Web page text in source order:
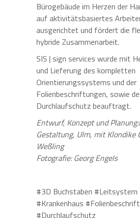
Bürogebäude im Herzen der
auf aktivitätsbasiertes
ausgerichtet und fördert die
hybride Zusammenarbeit.
SIS | sign services wurde mit
und Lieferung des kompletten
Orientierungssystems und der
Folienbeschriftungen, sowie
Durchlaufschutz beauftragt.
Entwurf, Konzept und
Gestaltung, Ulm, mit Klondike
Weßling
Fotografie: Georg Engels
#3D Buchstaben #Leitsystem
#Krankenhaus
#Durchlaufschutz